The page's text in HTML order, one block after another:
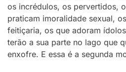
os incrédulos, os pervertidos,
praticam imoralidade sexual,
feitiçaria, os que adoram
terão a sua parte no lago que
enxofre. E essa é a segunda